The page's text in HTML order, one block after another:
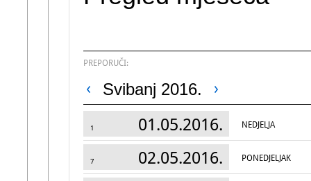
PREPORUČI:
Svibanj 2016.
1 01.05.2016. NEDJELJA
7 02.05.2016. PONEDJELJAK